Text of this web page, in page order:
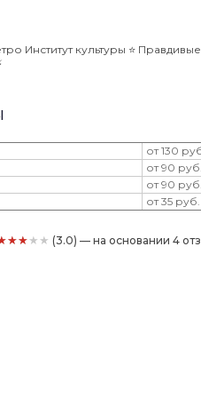
Институт культуры ⭐️
от 130
от 90 руб.
от 90 руб.
от 35 руб.
(3.0) — на основании 4